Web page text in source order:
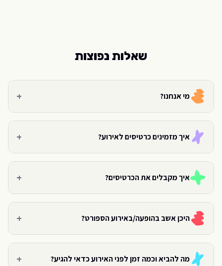
שאלות נפוצות
מי אנחנו? +
איך מזמינים כרטיסים לאירוע? +
איך מקבלים את הכרטיסים? +
היכן אשב בהופעה/באירוע הספורט? +
מה להביא וכמה זמן לפני האירוע כדאי להגיע? +